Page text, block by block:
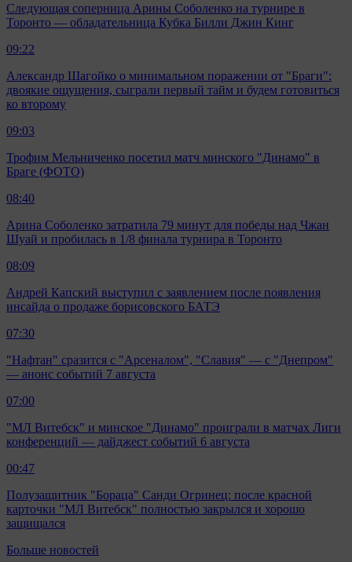
Следующая соперница Арины Соболенко на турнире в
Торонто — обладательница Кубка Билли Джин Кинг
09:22
Александр Шагойко о минимальном поражении от "Браги":
двоякие ощущения, сыграли первый тайм и будем готовиться
ко второму
09:03
Трофим Мельниченко посетил матч минского "Динамо" в
Браге (ФОТО)
08:40
Арина Соболенко затратила 79 минут для победы над Чжан
Шуай и пробилась в 1/8 финала турнира в Торонто
08:09
Андрей Капский выступил с заявлением после появления
инсайда о продаже борисовского БАТЭ
07:30
"Нафтан" сразится с "Арсеналом", "Славия" — с "Днепром"
— анонс событий 7 августа
07:00
"МЛ Витебск" и минское "Динамо" проиграли в матчах Лиги
конференций — дайджест событий 6 августа
00:47
Полузащитник "Бораца" Санди Огринец: после красной
карточки "МЛ Витебск" полностью закрылся и хорошо
защищался
Больше новостей